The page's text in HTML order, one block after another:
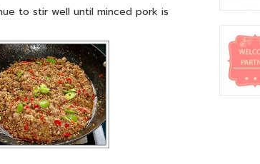
to stir well until minced pork is